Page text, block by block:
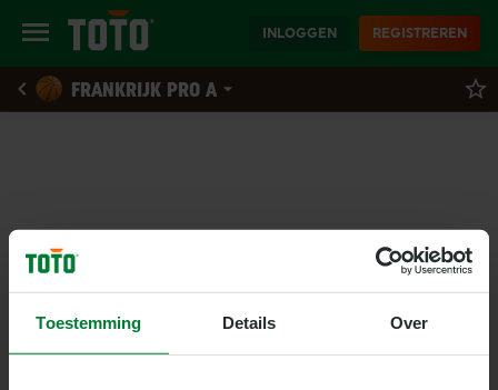
Toestemming Details Over
INLOGGEN REGISTREREN
FRANKRIJK PRO A